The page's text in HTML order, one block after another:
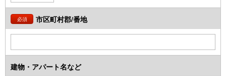
必須 市区町村郡/番地
建物・アパート名など